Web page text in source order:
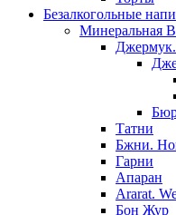
Безалкогольные
Минеральная
Татни
Бжни.
Гарни
Апаран
Ararat.
Бон Жур